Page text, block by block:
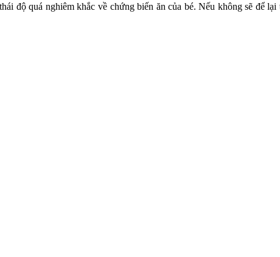
độ quá nghiêm khắc về chứng biến ăn của bé. Nếu không sẽ để